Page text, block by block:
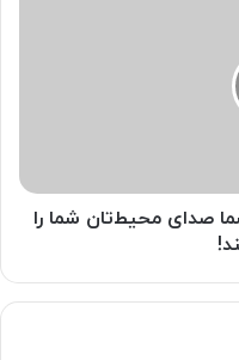
صدای محیط‌تان شما را